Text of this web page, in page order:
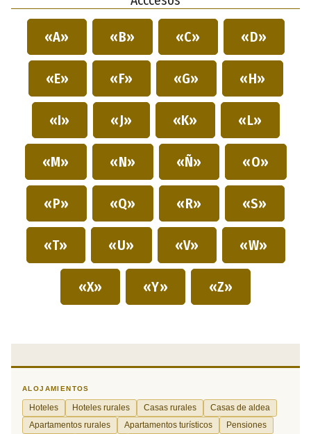
«A» «B» «C» «D»
«E» «F» «G» «H»
«I» «J» «K» «L»
«M» «N» «Ñ» «O»
«P» «Q» «R» «S»
«T» «U» «V» «W»
«X» «Y» «Z»